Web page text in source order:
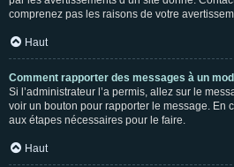
comprenez pas les raisons de votre
Haut
Comment rapporter des messages à un
Si l’administrateur l’a permis, allez sur le
voir un bouton pour rapporter le message. En
aux étapes nécessaires pour le faire.
Haut